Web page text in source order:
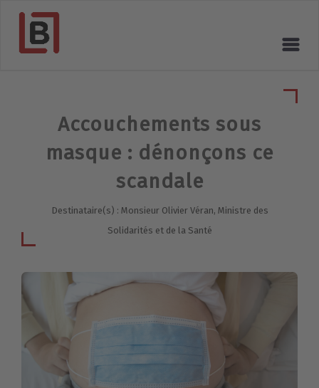
Accouchements sous
masque : dénonçons ce
scandale
Destinataire(s) : Monsieur Olivier Véran, Ministre des
Solidarités et de la Santé